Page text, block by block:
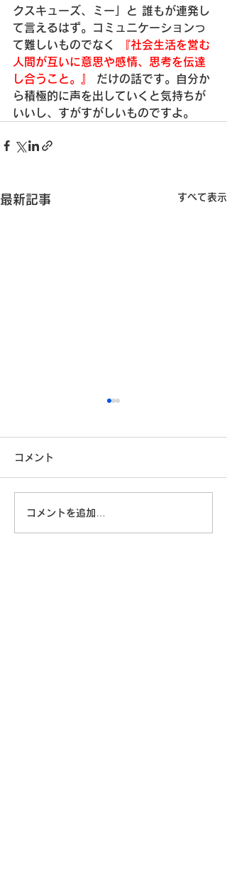
クスキューズ、ミー」と 誰もが連発し
て言えるはず。
コミュニケーションっ
て難しいものでなく
『社会生活を営む
人間が互いに意思や感情、思考を伝達
し合うこと。』
だけの話です。
自分か
ら積極的に声を出していくと気持ちが
いいし、すがすがしいものですよ。
最新記事 すべて表示
「自分に満足している」
コメント
コメントを追加…